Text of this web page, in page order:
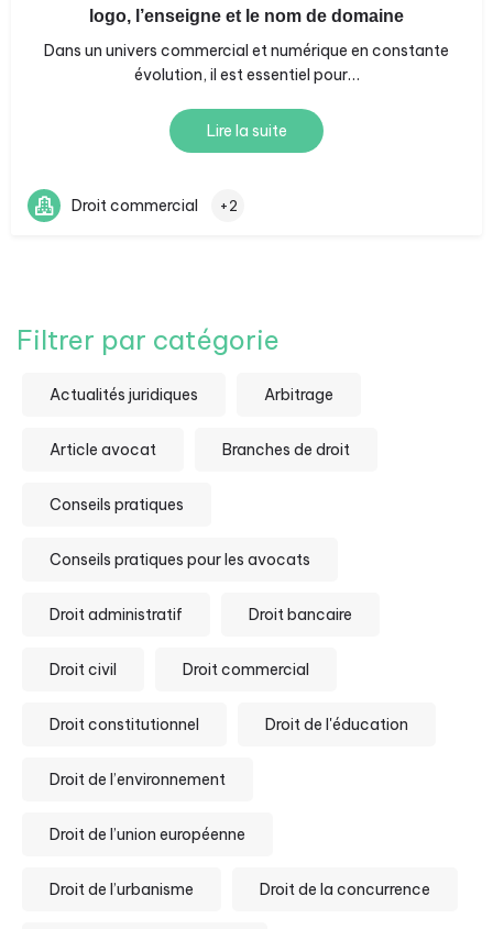
logo, l’enseigne et le nom de domaine
Dans un univers commercial et numérique en constante
évolution, il est essentiel pour…
Lire la suite
Droit commercial +2
Filtrer par catégorie
Actualités juridiques Arbitrage
Article avocat Branches de droit
Conseils pratiques
Conseils pratiques pour les avocats
Droit administratif Droit bancaire
Droit civil Droit commercial
Droit constitutionnel Droit de l'éducation
Droit de l’environnement
Droit de l’union européenne
Droit de l’urbanisme Droit de la concurrence